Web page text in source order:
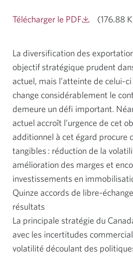
Télécharger le PDF (176.88
La diversification des
objectif stratégique prudent
actuel, mais l’atteinte de celui-
change considérablement le
demeure un défi important.
actuel accroît l’urgence de cet
additionnel à cet égard procure
tangibles : réduction de la
amélioration des marges et
investissements en
Quinze accords de libre-
résultats
La principale stratégie du
avec les incertitudes
volatilité découlant des